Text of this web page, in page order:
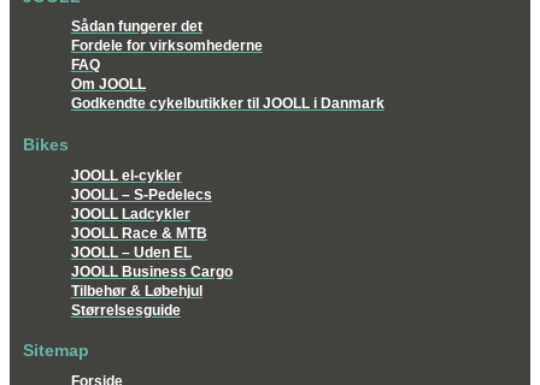
Sådan fungerer det
Fordele for virksomhederne
FAQ
Om JOOLL
Godkendte cykelbutikker til JOOLL i Danmark
Bikes
JOOLL el-cykler
JOOLL – S-Pedelecs
JOOLL Ladcykler
JOOLL Race & MTB
JOOLL – Uden EL
JOOLL Business Cargo
Tilbehør & Løbehjul
Størrelsesguide
Sitemap
Forside